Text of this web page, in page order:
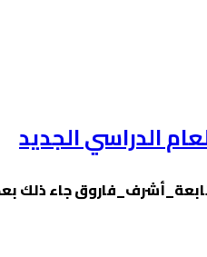
الدراسي الجديد
جاء ذلك